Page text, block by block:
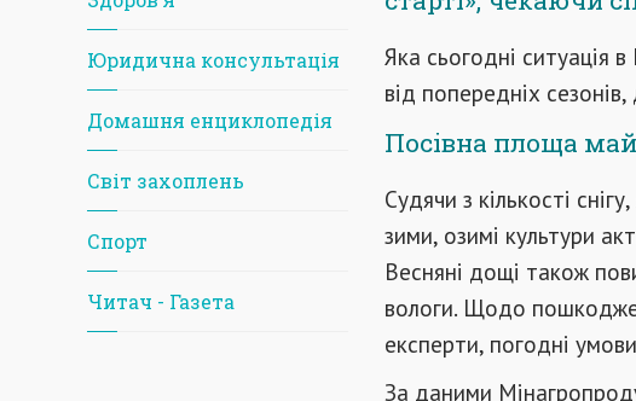
Юридична консультація
Домашня енциклопедія
Світ захоплень
Спорт
Читач - Газета
Яка сьогодні ситуація
від попередніх
Посівна площа
Судячи з кількості
зими, озимі культури
Весняні дощі також
вологи. Щодо
експерти, погодні
За даними